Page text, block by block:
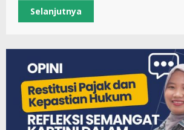
Selanjutnya